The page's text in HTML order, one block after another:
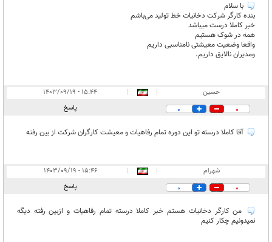
با سلام
بنده کارگر شرکت دخانیات خط تولید می‌باشم
خبر کاملا درست میباشد
همه در شوک هستیم
واقعا وضعیت معیشتی نامناسبی داریم
و‌مدیران نالایق داریم.
حسین |
|
۱۵:۴۴ - ۱۴۰۳/۰۹/۱۹
0
0 پاسخ
آقا کاملا درسته تو این دوره تمام رفاهیات و معیشت کارگران شرکت از بین رفته
شهرام |
|
۱۵:۴۶ - ۱۴۰۳/۰۹/۱۹
0
0 پاسخ
من کارگر دخانیات هستم خبر کاملا درسته تمام رفاهیات و ازبین رفته دیگه
نمیدونیم چکار کنیم